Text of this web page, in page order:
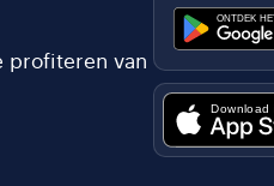
profiteren van